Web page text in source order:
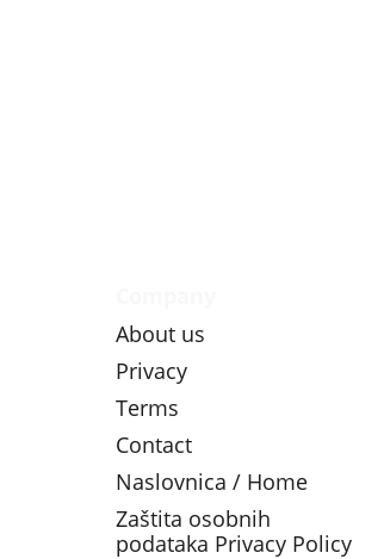
About us
Privacy
Terms
Contact
Naslovnica / Home
Zaštita osobnih
podataka Privacy Policy